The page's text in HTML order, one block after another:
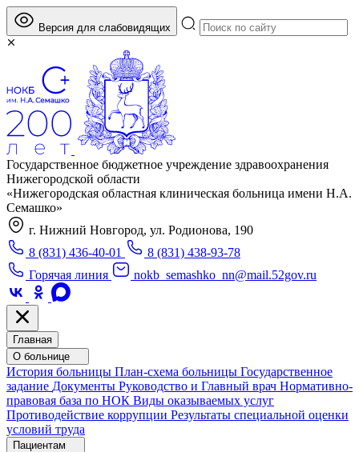
Версия для слабовидящих
Государственное бюджетное учреждение здравоохранения
Нижегородской области
«Нижегородская областная клиническая больница имени Н.А.
Семашко»
г. Нижний Новгород, ул. Родионова, 190
8 (831) 436-40-01
8 (831) 438-93-78
Горячая линия
nokb_semashko_nn@mail.52gov.ru
Главная
О больнице
История больницы План-схема больницы Государственное
задание Документы Руководство и Главный врач Нормативно-
правовая база по НОК Виды оказываемых услуг
Противодействие коррупции Результаты специальной оценки
условий труда
Пациентам